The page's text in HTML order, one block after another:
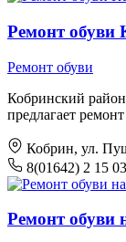
Ремонт
Ремонт обуви
Кобринский
предлагает
Кобрин, ул.
8(01642) 2 15 03
Ремонт обуви